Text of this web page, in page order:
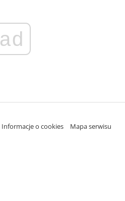
ad
Informacje o cookies
Mapa serwisu